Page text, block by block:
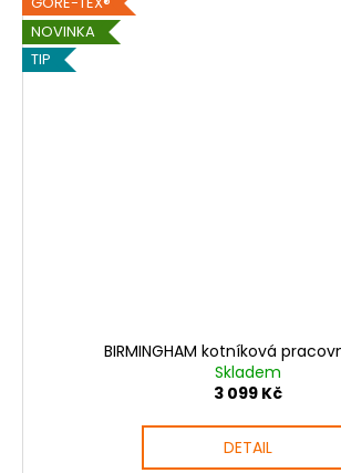
NOVINKA
TIP
BIRMINGHAM kotníková
Skladem
3 099 Kč
DETAIL